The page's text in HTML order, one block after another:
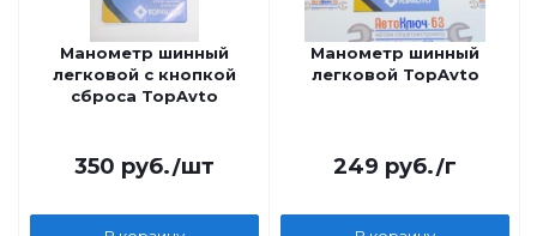
Манометр шинный
легковой с кнопкой
сброса TopAvto
350 руб./шт
Манометр шинный
легковой TopAvto
249 руб./г